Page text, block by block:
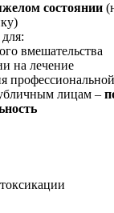
состоянии
вмешательства
на лечение
лицам –